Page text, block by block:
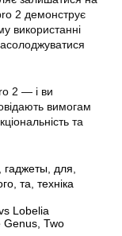
2 демонструє
використанні
2 — і ви
вимогам
та
гаджеты для
та техніка
Lobelia
Genus, Two